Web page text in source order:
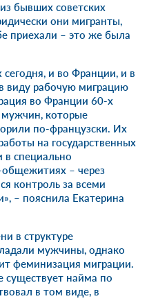
бывших советских
они мигранты,
приехали – это же была
и во Франции, и в
виду рабочую миграцию
во Франции 60-х
мужчин, которые
по-французски. Их
на государственных
специально
– через
контроль за всеми
– пояснила Екатерина
в структуре
мужчины, однако
феминизация миграции.
существует найма по
в том виде, в